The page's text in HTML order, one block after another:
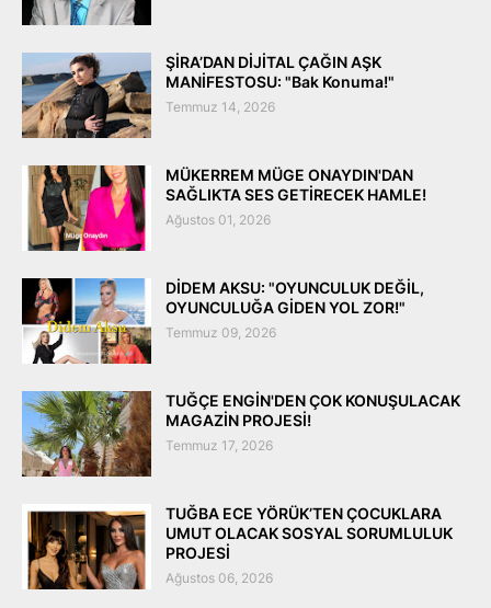
ŞİRA’DAN DİJİTAL ÇAĞIN AŞK
MANİFESTOSU: "Bak Konuma!"
Temmuz 14, 2026
MÜKERREM MÜGE ONAYDIN'DAN
SAĞLIKTA SES GETİRECEK HAMLE!
Ağustos 01, 2026
DİDEM AKSU: "OYUNCULUK DEĞİL,
OYUNCULUĞA GİDEN YOL ZOR!"
Temmuz 09, 2026
TUĞÇE ENGİN'DEN ÇOK KONUŞULACAK
MAGAZİN PROJESİ!
Temmuz 17, 2026
TUĞBA ECE YÖRÜK’TEN ÇOCUKLARA
UMUT OLACAK SOSYAL SORUMLULUK
PROJESİ
Ağustos 06, 2026